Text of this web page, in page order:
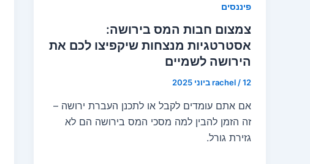
פיננסים
צמצום חבות המס בירושה:
אסטרטגיות מנצחות שיקפיצו לכם את
הירושה לשמיים
rachel/12 ביוני 2025
אם אתם עומדים לקבל או לתכנן העברת ירושה –
זה הזמן להבין למה מסכי המס בירושה הם לא
גזירת גורל.